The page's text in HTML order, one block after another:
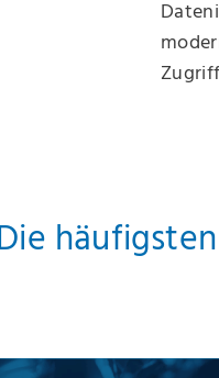
Die